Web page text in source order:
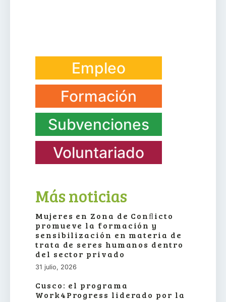
Empleo
Formación
Subvenciones
Voluntariado
Más noticias
Mujeres en Zona de Conﬂicto
promueve la formación y
sensibilización en materia de
trata de seres humanos dentro
del sector privado
31 julio, 2026
Cusco: el programa
Work4Progress liderado por la